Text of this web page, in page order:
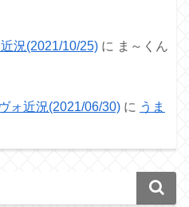
況(2021/10/25) に ま～くん
ォ近況(2021/06/30) に うま